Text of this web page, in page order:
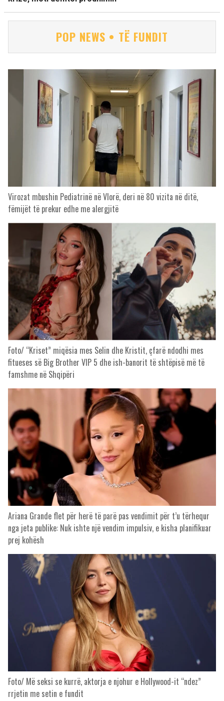
POP NEWS • TË FUNDIT
Virozat mbushin Pediatrinë në Vlorë, deri në 80 vizita në ditë,
fëmijët të prekur edhe me alergjitë
Foto/ “Kriset” miqësia mes Selin dhe Kristit, çfarë ndodhi mes
fitueses së Big Brother VIP 5 dhe ish-banorit të shtëpisë më të
famshme në Shqipëri
Ariana Grande flet për herë të parë pas vendimit për t’u tërhequr
nga jeta publike: Nuk ishte një vendim impulsiv, e kisha planifikuar
prej kohësh
Foto/ Më seksi se kurrë, aktorja e njohur e Hollywood-it “ndez”
rrjetin me setin e fundit